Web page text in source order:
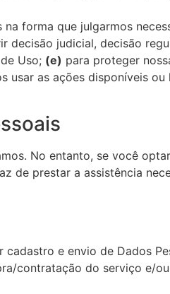
forma que julgarmos
decisão judicial, decisão
Uso; (e) para proteger
usar as ações disponíveis
No entanto, se você
de prestar a assistência
e envio de Dados
contratação do serviço e/